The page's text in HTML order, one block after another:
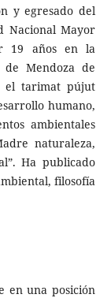
y egresado del
Nacional Mayor
19 años en la
de Mendoza de
el tarimat pújut
humano,
ambientales
naturaleza,
Ha publicado
filosofía
en una posición